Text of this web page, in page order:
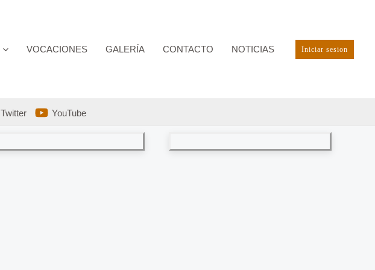
VOCACIONES GALERÍA CONTACTO NOTICIAS Iniciar sesion
Twitter YouTube